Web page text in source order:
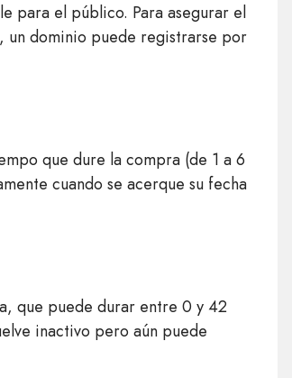
para el público. Para asegurar el
un dominio puede registrarse por
que dure la compra (de 1 a 6
cuando se acerque su fecha
que puede durar entre 0 y 42
inactivo pero aún puede